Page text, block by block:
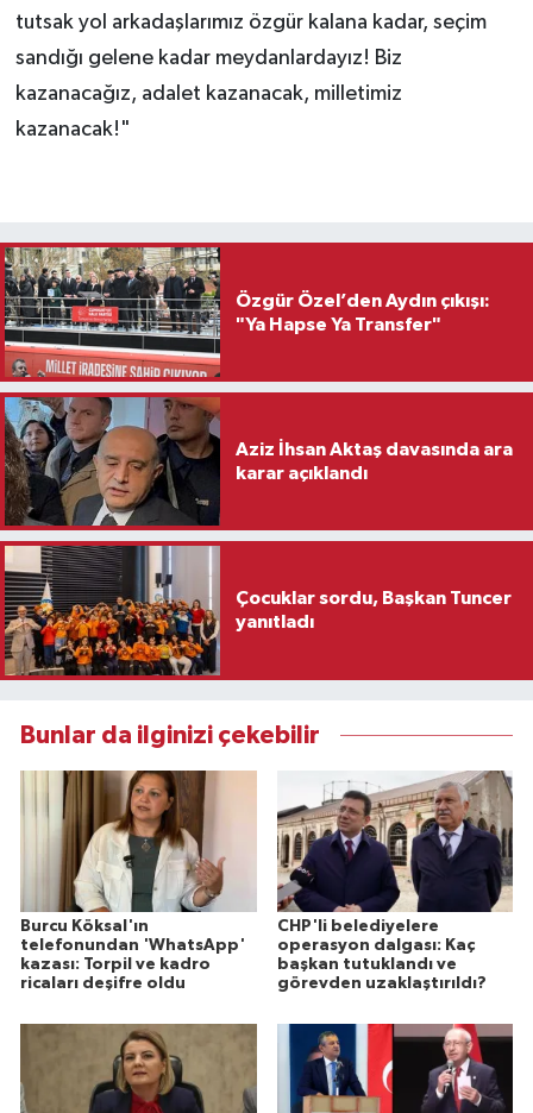
tutsak yol arkadaşlarımız özgür kalana kadar, seçim
sandığı gelene kadar meydanlardayız! Biz
kazanacağız, adalet kazanacak, milletimiz
kazanacak!"
Özgür Özel’den Aydın çıkışı:
"Ya Hapse Ya Transfer"
Aziz İhsan Aktaş davasında ara
karar açıklandı
Çocuklar sordu, Başkan Tuncer
yanıtladı
Bunlar da ilginizi çekebilir
Burcu Köksal'ın
telefonundan 'WhatsApp'
kazası: Torpil ve kadro
ricaları deşifre oldu
CHP'li belediyelere
operasyon dalgası: Kaç
başkan tutuklandı ve
görevden uzaklaştırıldı?